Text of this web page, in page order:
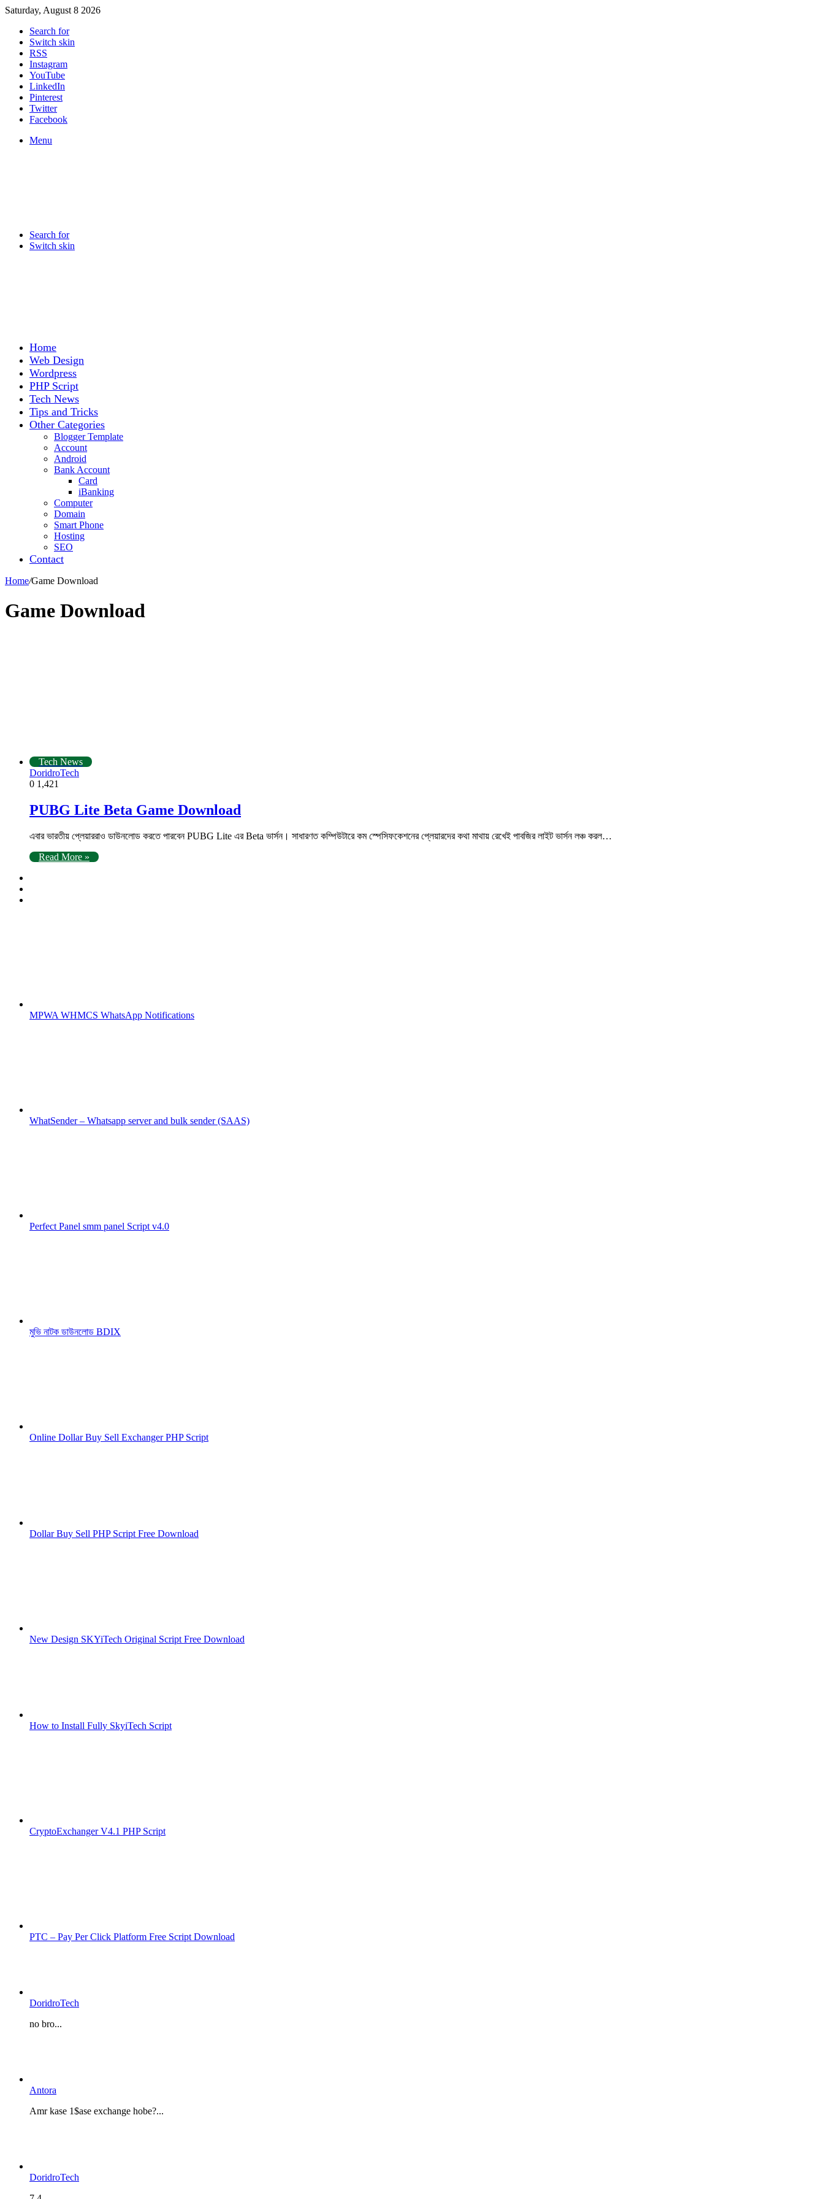
Saturday, August 8 2026
Search for
Switch skin
RSS
Instagram
YouTube
LinkedIn
Pinterest
Twitter
Facebook
Menu
Search for
Switch skin
Home
Web Design
Wordpress
PHP Script
Tech News
Tips and Tricks
Other Categories
Blogger Template
Account
Android
Bank Account
Card
iBanking
Computer
Domain
Smart Phone
Hosting
SEO
Contact
Home/Game Download
Game Download
Tech News
DoridroTech
0 1,421
PUBG Lite Beta Game Download
এবার ভারতীয় প্লেয়াররাও ডাউনলোড করতে পারবেন PUBG Lite এর Beta ভার্সন। সাধারণত কম্পিউটারে কম স্পেসিফকেশনের প্লেয়ারদের কথা মাথায় রেখেই পাবজির লাইট ভার্সন লঞ্চ করল…
Read More »
MPWA WHMCS WhatsApp Notifications
WhatSender – Whatsapp server and bulk sender (SAAS)
Perfect Panel smm panel Script v4.0
মুভি নাটক ডাউনলোড BDIX
Online Dollar Buy Sell Exchanger PHP Script
Dollar Buy Sell PHP Script Free Download
New Design SKYiTech Original Script Free Download
How to Install Fully SkyiTech Script
CryptoExchanger V4.1 PHP Script
PTC – Pay Per Click Platform Free Script Download
DoridroTech
no bro...
Antora
Amr kase 1$ase exchange hobe?...
DoridroTech